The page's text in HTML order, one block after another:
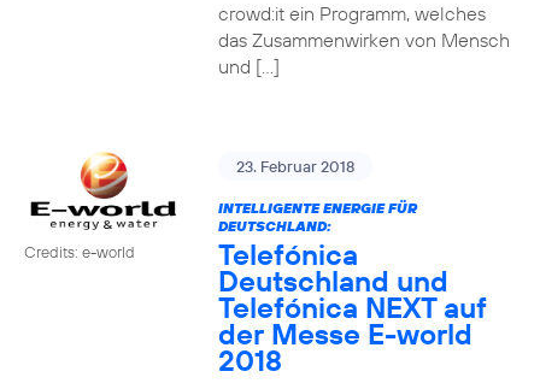
crowd:it ein Programm, welches
das Zusammenwirken von Mensch
und […]
Credits: e-world
23. Februar 2018
INTELLIGENTE ENERGIE FÜR
DEUTSCHLAND:
Telefónica
Deutschland und
Telefónica NEXT auf
der Messe E-world
2018